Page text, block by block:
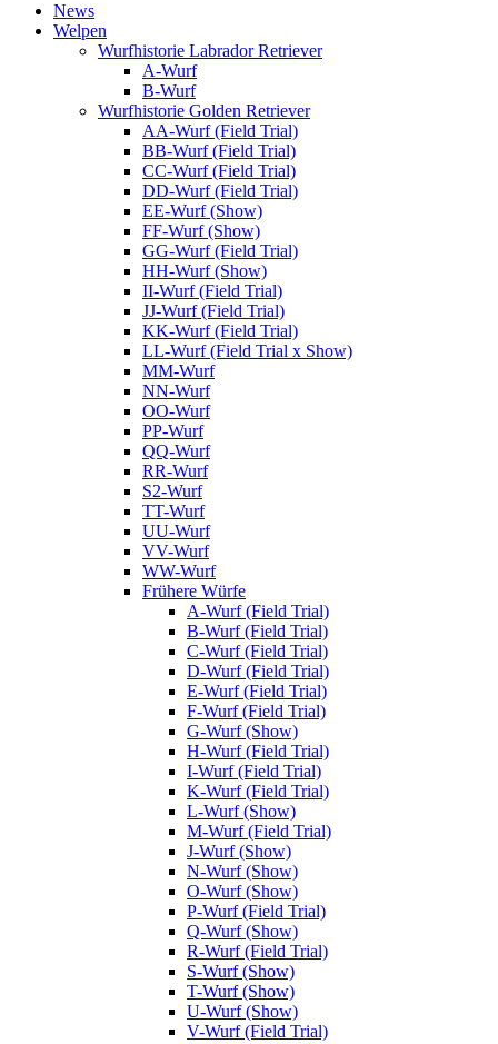
News
Welpen
Wurfhistorie Labrador Retriever
A-Wurf
B-Wurf
Wurfhistorie Golden Retriever
AA-Wurf (Field Trial)
BB-Wurf (Field Trial)
CC-Wurf (Field Trial)
DD-Wurf (Field Trial)
EE-Wurf (Show)
FF-Wurf (Show)
GG-Wurf (Field Trial)
HH-Wurf (Show)
II-Wurf (Field Trial)
JJ-Wurf (Field Trial)
KK-Wurf (Field Trial)
LL-Wurf (Field Trial x Show)
MM-Wurf
NN-Wurf
OO-Wurf
PP-Wurf
QQ-Wurf
RR-Wurf
S2-Wurf
TT-Wurf
UU-Wurf
VV-Wurf
WW-Wurf
Frühere Würfe
A-Wurf (Field Trial)
B-Wurf (Field Trial)
C-Wurf (Field Trial)
D-Wurf (Field Trial)
E-Wurf (Field Trial)
F-Wurf (Field Trial)
G-Wurf (Show)
H-Wurf (Field Trial)
I-Wurf (Field Trial)
K-Wurf (Field Trial)
L-Wurf (Show)
M-Wurf (Field Trial)
J-Wurf (Show)
N-Wurf (Show)
O-Wurf (Show)
P-Wurf (Field Trial)
Q-Wurf (Show)
R-Wurf (Field Trial)
S-Wurf (Show)
T-Wurf (Show)
U-Wurf (Show)
V-Wurf (Field Trial)